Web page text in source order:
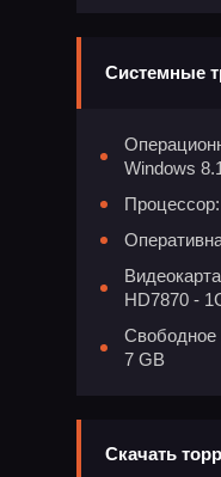
Системные
Windows
HD7870 -
Свободное
7 GB
Скачать